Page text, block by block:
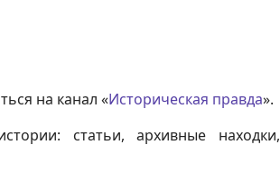
на канал «Историческая правда».
статьи, архивные находки,